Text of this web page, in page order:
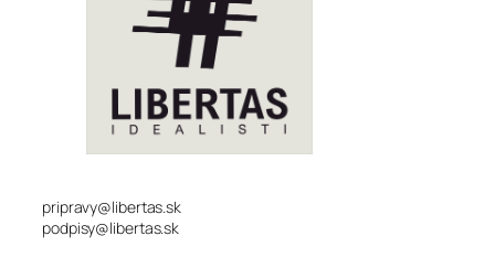
pripravy@libertas.sk
podpisy@libertas.sk